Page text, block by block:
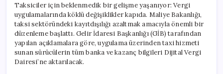
kazançlar
vergilendirilecek,
ödemeler
nasıl
yapılacak?
Taksiciler için beklenmedik bir gelişme yaşanıyor: Vergi
uygulamalarında köklü değişiklikler kapıda. Maliye Bakanlığı,
taksi sektöründeki kayıtdışılığı azaltmak amacıyla önemli bir
düzenleme başlattı. Gelir İdaresi Başkanlığı (GİB) tarafından
yapılan açıklamalara göre, uygulama üzerinden taxi hizmeti
sunan sürücülerin tüm banka ve kazanç bilgileri Dijital Vergi
Dairesi’ne aktarılacak.